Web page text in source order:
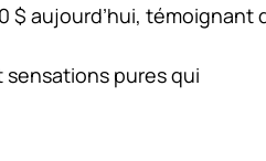
$ aujourd’hui, témoignant
pures qui